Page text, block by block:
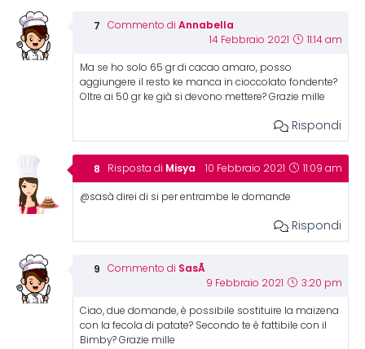
Commento di Annabella
14 Febbraio 2021 11:14 am
Ma se ho solo 65 gr di cacao amaro, posso
aggiungere il resto ke manca in cioccolato fondente?
Oltre ai 50 gr ke già si devono mettere? Grazie mille
Rispondi
Risposta di Misya 10 Febbraio 2021 11:09 am
@sasà direi di si per entrambe le domande
Rispondi
Commento di SasÃ
9 Febbraio 2021 3:20 pm
Ciao, due domande, è possibile sostituire la maizena
con la fecola di patate? Secondo te è fattibile con il
Bimby? Grazie mille